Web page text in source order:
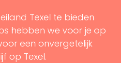
Texel te bieden
hebben we voor je op
een onvergetelijk
op Texel.